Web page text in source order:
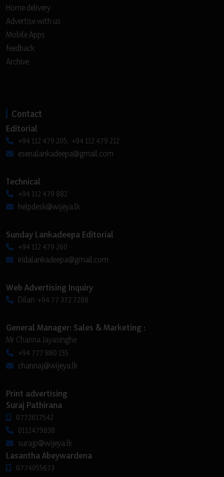
Home delivery
Advertise with us
Mobile Apps
feedback
Archive
Contact
Editorial
+94 112 479 205, +94 112 479 212
esenalankadeepa@gmail.com
Technical
+94 112 479 882
helpdesk@wijeya.lk
Sunday Lankadeepa Editorial
+94 112 479 260
iridalankadeepa@gmail.com
Web Advertising Inquiry
Dilan: +94 77 372 7288
General Manager: Sales & Marketing :
Mr Channa Jayasinghe
+94 777 880 155
channaj@wijeya.lk
Print advertising
Suraj Pathirana
0772617542
0112479838
surajp@wijeya.lk
Lasantha Abeywardena
0774055673